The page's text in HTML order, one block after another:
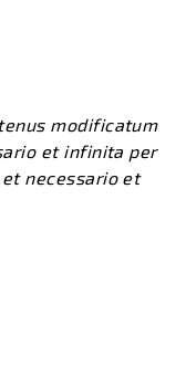
modificatum
et infinita per
necessario et